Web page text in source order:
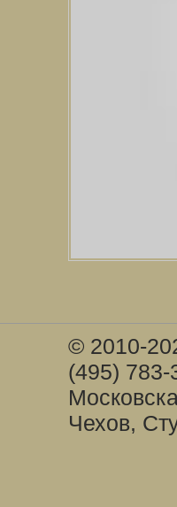
© 2010-
(495)
Чехов,